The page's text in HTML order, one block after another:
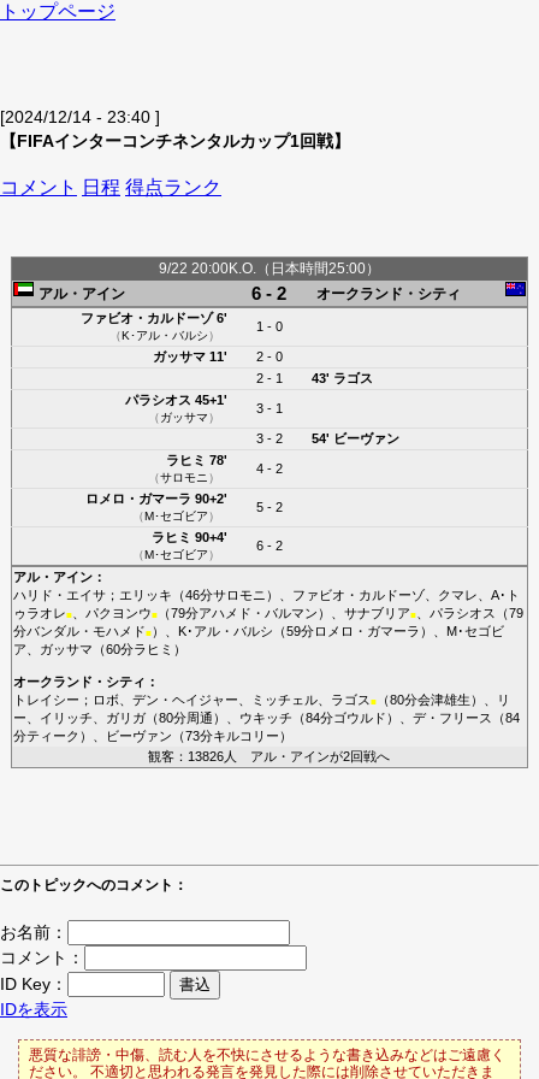
トップページ
[2024/12/14 - 23:40 ]
【FIFAインターコンチネンタルカップ1回戦】
コメント 日程 得点ランク
9/22 20:00K.O.（日本時間25:00）
アル・アイン
6 - 2 オークランド・シティ
ファビオ・カルドーゾ6'
（K･アル・バルシ）
1 - 0
ガッサマ11'
2 - 0
2 - 1
43' ラゴス
パラシオス 45+1'
（ガッサマ）
3 - 1
3 - 2 54' ビーヴァン
ラヒミ 78'
（サロモニ ）
4 - 2
ロメロ・ガマーラ 90+2'
（M･セゴビア）
5 - 2
ラヒミ 90+4'
（M･セゴビア）
6 - 2
アル・アイン：
ハリド・エイサ； エリッキ （46分サロモニ ）、 ファビオ・カルドーゾ、 クマレ
A･ト
ゥラオレ■、 パクヨンウ■（79分アハメド・バルマン ）、 サナブリア■、 パラシオス
（79
分バンダル・モハメド■）、 K･アル・バルシ （59分ロメロ・ガマーラ ）、 M･セゴビ
ア
ガッサマ （60分ラヒミ ）
オークランド・シティ ：
トレイシー ； ロボ、 デン・ヘイジャー ミッチェル、 ラゴス ■（80分会津雄生 ）、
リ
ー
イリッチ ガリガ（80分周通 ）、 ウキッチ （84分ゴウルド ）、 デ・フリース
（84
分ティーク ）、 ビーヴァン （73分キルコリー ）
観客：13826人 アル・アインが2回戦へ
このトピックへのコメント：
お名前：
コメント：
ID Key：
IDを表示
悪質な誹謗・中傷、読む人を不快にさせるような書き込みなどはご遠慮く
ださい。 不適切と思われる発言を発見した際には削除させていただきま